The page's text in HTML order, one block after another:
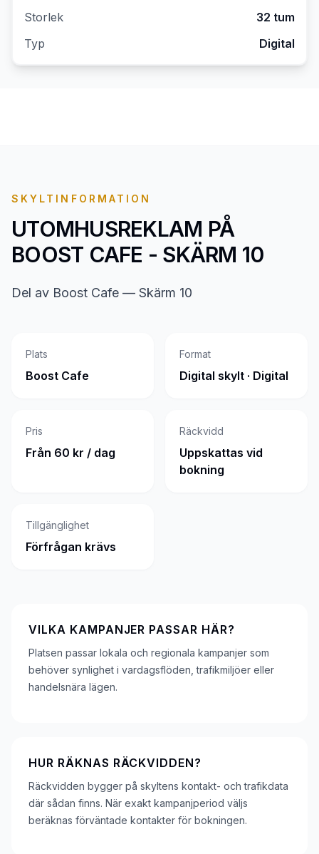
Storlek
32 tum
Typ
Digital
SKYLTINFORMATION
UTOMHUSREKLAM PÅ
BOOST CAFE - SKÄRM 10
Del av Boost Cafe — Skärm 10
Plats
Boost Cafe
Format
Digital skylt · Digital
Pris
Från 60 kr / dag
Räckvidd
Uppskattas vid
bokning
Tillgänglighet
Förfrågan krävs
VILKA KAMPANJER PASSAR HÄR?
Platsen passar lokala och regionala kampanjer som
behöver synlighet i vardagsflöden, trafikmiljöer eller
handelsnära lägen.
HUR RÄKNAS RÄCKVIDDEN?
Räckvidden bygger på skyltens kontakt- och trafikdata
där sådan finns. När exakt kampanjperiod väljs
beräknas förväntade kontakter för bokningen.